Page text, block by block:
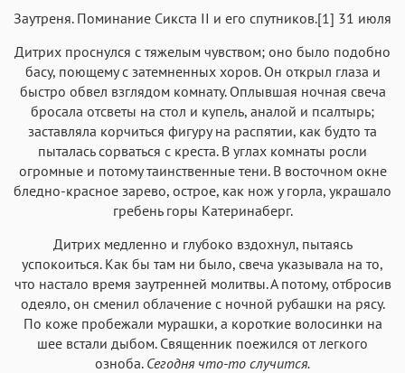
Заутреня. Поминание Сикста II и его спутников.[1] 31 июля
Дитрих проснулся с тяжелым чувством; оно было подобно
басу, поющему с затемненных хоров. Он открыл глаза и
быстро обвел взглядом комнату. Оплывшая ночная свеча
бросала отсветы на стол и купель, аналой и псалтырь;
заставляла корчиться фигуру на распятии, как будто та
пыталась сорваться с креста. В углах комнаты росли
огромные и потому таинственные тени. В восточном окне
бледно-красное зарево, острое, как нож у горла, украшало
гребень горы Катеринаберг.
Дитрих медленно и глубоко вздохнул, пытаясь
успокоиться. Как бы там ни было, свеча указывала на то,
что настало время заутренней молитвы. А потому, отбросив
одеяло, он сменил облачение с ночной рубашки на рясу.
По коже пробежали мурашки, а короткие волосинки на
шее встали дыбом. Священник поежился от легкого
озноба. Сегодня что-то случится.